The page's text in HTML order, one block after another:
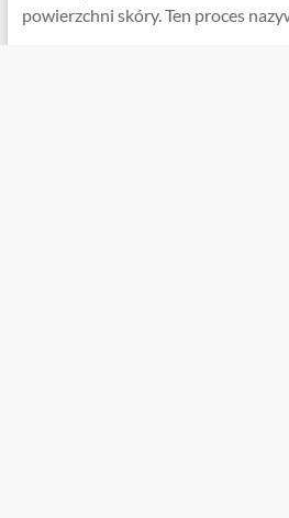
powierzchni skóry. Ten proces